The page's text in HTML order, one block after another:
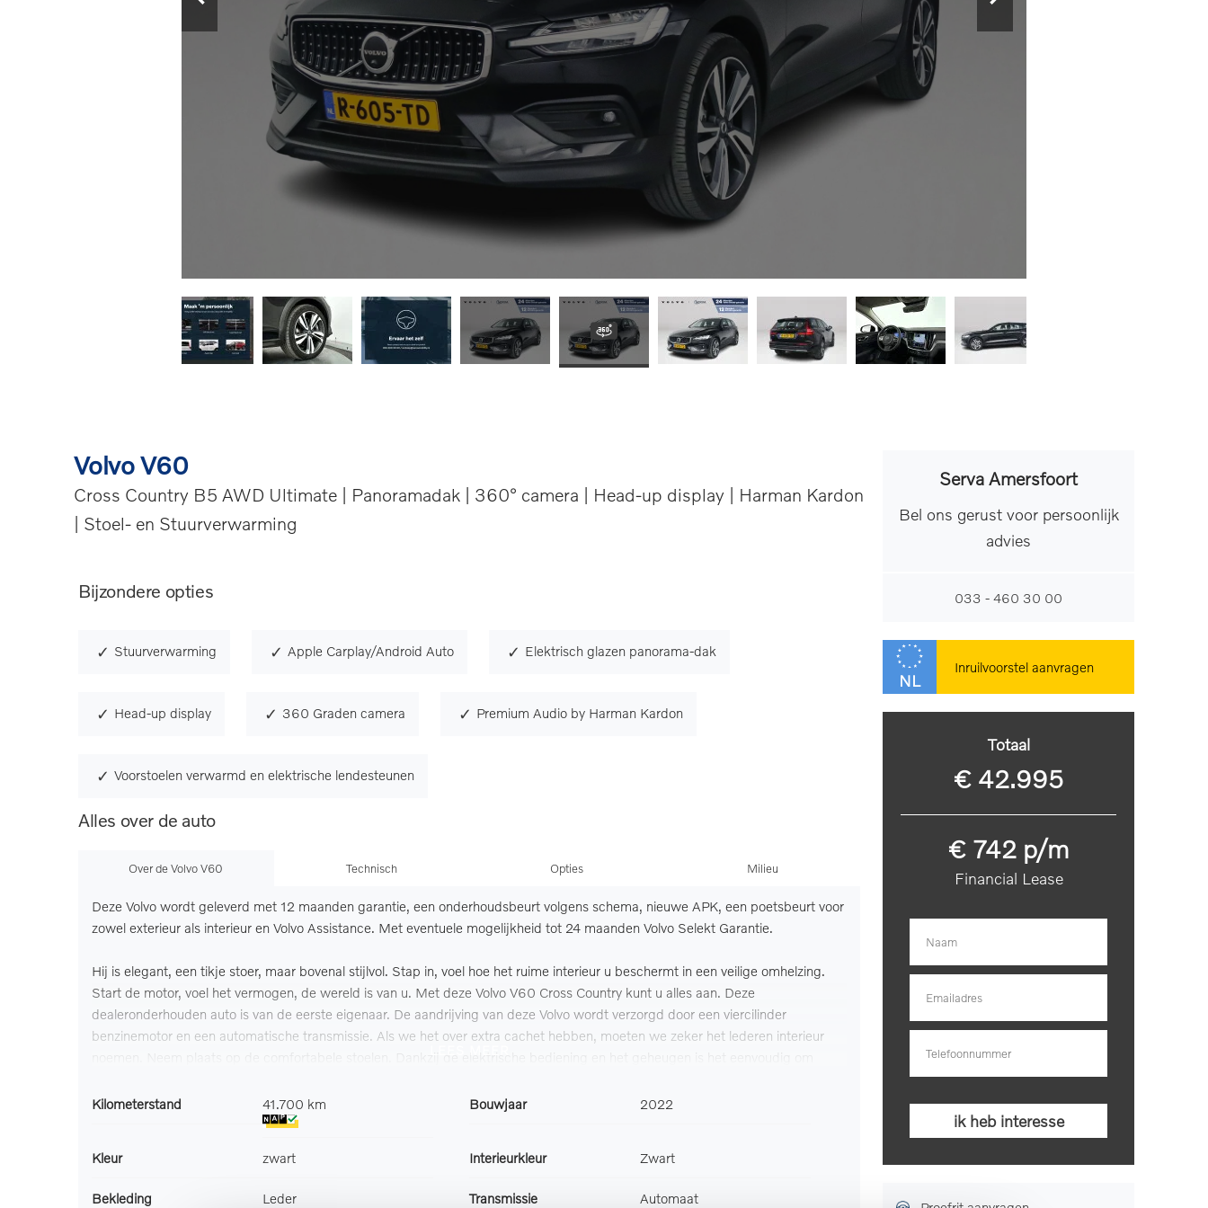
Volvo V60
Cross Country B5 AWD Ultimate | Panoramadak | 360° camera | Head-up display | Harman Kardon
| Stoel- en Stuurverwarming
Bijzondere opties
Stuurverwarming Apple Carplay/Android Auto Elektrisch glazen panorama-dak
Head-up display 360 Graden camera Premium Audio by Harman Kardon
Voorstoelen verwarmd en elektrische lendesteunen
Alles over de auto
Over de Volvo V60 Technisch Opties Milieu
LEES MEER
Deze Volvo wordt geleverd met 12 maanden garantie, een onderhoudsbeurt volgens schema, nieuwe APK, een poetsbeurt voor
zowel exterieur als interieur en Volvo Assistance. Met eventuele mogelijkheid tot 24 maanden Volvo Selekt Garantie.
Hij is elegant, een tikje stoer, maar bovenal stijlvol. Stap in, voel hoe het ruime interieur u beschermt in een veilige omhelzing.
Start de motor, voel het vermogen, de wereld is van u. Met deze Volvo V60 Cross Country kunt u alles aan. Deze
dealeronderhouden auto is van de eerste eigenaar. De aandrijving van deze Volvo wordt verzorgd door een viercilinder
benzinemotor en een automatische transmissie. Als we het over extra cachet hebben, moeten we zeker het lederen interieur
noemen. Neem plaats op de comfortabele stoelen. Dankzij de elektrische bediening en het geheugen is het eenvoudig om
met één druk op de knop wordt geopend. Met een druk op de knop gaat de elektrische achterklep open. Ook 18 inch
lichtmetalen velgen, Full LED koplampen, in delen neerklapbare achterbank en LED-achterlichten zijn aan boord.
De standkachel is een ideale optie voor de koude maanden. U stapt altijd in een voorverwarmde auto en hoeft nooit meer ruiten
Kilometerstand 41.700 km Bouwjaar 2022
Kleur zwart Interieurkleur Zwart
Bekleding Leder Transmissie Automaat
Aantal versnellingen 8
Aantal cilinders 4
Topsnelheid
149 cm
Serva Amersfoort
Bel ons gerust voor persoonlijk
advies
033 - 460 30 00
NL
Inruilvoorstel aanvragen
Totaal
€ 42.995
€ 742 p/m
Financial Lease